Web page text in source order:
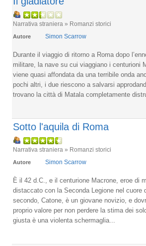
Narrativa straniera » Romanzi storici
Autore Simon Scarrow
Durante il viaggio di ritorno a Roma dopo
militare, la nave su cui viaggiano i centurioni
viene quasi affondata da una terribile onda
pochi altri, i due riescono a salvarsi
trovano la città di Matala completamente
Sotto l'aquila di Roma
Narrativa straniera » Romanzi storici
Autore Simon Scarrow
È il 42 d.C., e il centurione Macrone, eroe di
distaccato con la Seconda Legione nel cuore
secondo, Catone, è un giovane novizio, e
proprio valore per non perdere la stima dei
giusta è una violenta schermaglia...